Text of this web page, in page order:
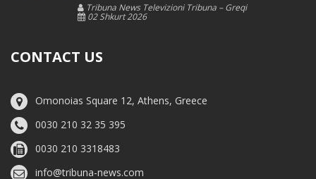
Tribuna News Televizioni Tribuna – Greqi
02 Shkurt 2026
CONTACT US
Omonoias Square 12, Athens, Greece
0030 210 32 35 395
0030 210 3318483
info@tribuna-news.com